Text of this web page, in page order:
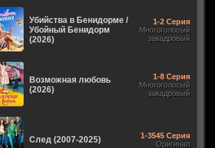
Убийства в Бенидорме /
Убойный Бенидорм
(2026)
1-2 Серия
Многоголосый
закадровый
Возможная любовь
(2026)
1-8 Серия
Многоголосый
закадровый
След (2007-2025)
1-3545 Серия
Оригинал